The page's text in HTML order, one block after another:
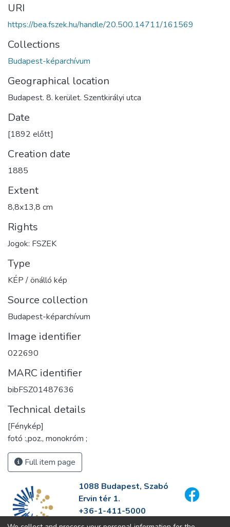
URI
https://bea.fszek.hu/handle/20.500.14711/161569
Collections
Budapest-képarchívum
Geographical location
Budapest. 8. kerület. Szentkirályi utca
Date
[1892 előtt]
Creation date
1885
Extent
8,8x13,8 cm
Rights
Jogok: FSZEK
Type
KÉP / önálló kép
Source collection
Budapest-képarchívum
Image identifier
022690
MARC identifier
bibFSZ01487636
Technical details
[Fénykép]
fotó :,poz., monokróm ;
Full item page
1088 Budapest, Szabó
Ervin tér 1.
+36-1-411-5000
info@fszek.hu